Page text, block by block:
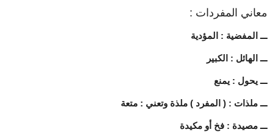
معاني المفردات :
ـــ المفضية : المؤدية
ـــ الهائل : الكبير
ـــ يحول : يمنع
ـــ ملذات : ( المفرد ) ملذة وتعني : متعة
ـــ مصيدة : فخ أو مكيدة